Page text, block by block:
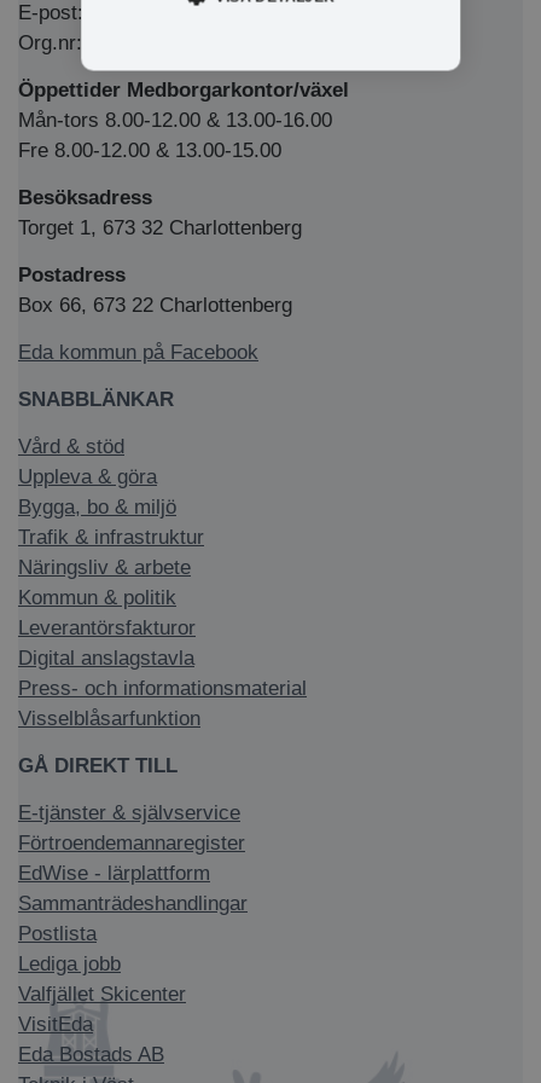
E-post: kommun@eda.se
Org.nr: 212000-1769
Öppettider Medborgarkontor/växel
Mån-tors 8.00-12.00 & 13.00-16.00
Fre 8.00-12.00 & 13.00-15.00
Besöksadress
Torget 1, 673 32 Charlottenberg
Postadress
Box 66, 673 22 Charlottenberg
Eda kommun på Facebook
SNABBLÄNKAR
Vård & stöd
Uppleva & göra
Bygga, bo & miljö
Trafik & infrastruktur
Näringsliv & arbete
Kommun & politik
Leverantörsfakturor
Digital anslagstavla
Press- och informationsmaterial
Visselblåsarfunktion
GÅ DIREKT TILL
E-tjänster & självservice
Förtroendemannaregister
EdWise - lärplattform
Sammanträdeshandlingar
Postlista
Lediga jobb
Valfjället Skicenter
VisitEda
Eda Bostads AB